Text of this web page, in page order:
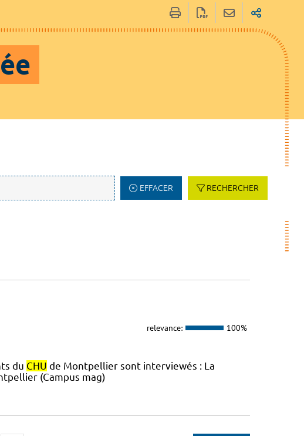
EFFACER RECHERCHER
relevance: 100%
du CHU de Montpellier sont interviewés : La
(Campus mag)